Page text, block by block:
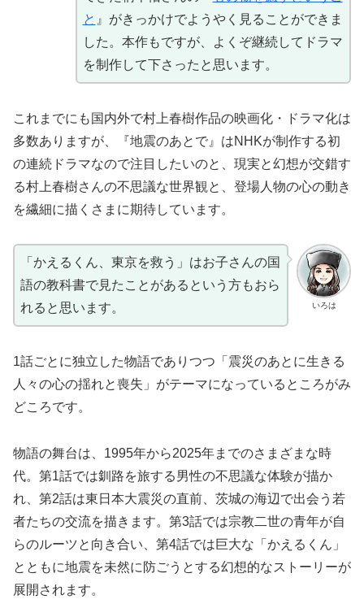
と 』がきっかけでようやく見ることができま
した。本作もですが、よくぞ継続してドラマ
を制作して下さったと思います。
これまでにも国内外で村上春樹作品の映画化・ドラマ化は
多数ありますが、『地震のあとで』はNHKが制作する初
の連続ドラマなので注目したいのと、現実と幻想が交錯す
る村上春樹さんの不思議な世界観と、登場人物の心の動き
を繊細に描くさまに期待しています。
いろは
「かえるくん、東京を救う」はお子さんの国
語の教科書で見たことがあるという方もおら
れると思います。
1話ごとに独立した物語でありつつ「震災のあとに生きる
人々の心の揺れと喪失」がテーマになっているところがみ
どころです。
物語の舞台は、1995年から2025年までのさまざまな時
代。第1話では釧路を旅する男性の不思議な体験が描か
れ、第2話は東日本大震災の直前、茨城の海辺で出会う若
者たちの交流を描きます。第3話では宗教二世の青年が自
らのルーツと向き合い、第4話では巨大な「かえるくん」
とともに地震を未然に防ごうとする幻想的なストーリーが
展開されます。